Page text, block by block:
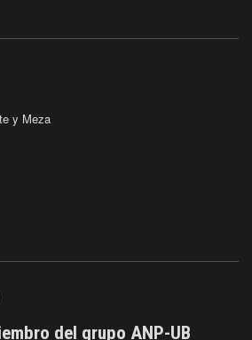
y Meza
del grupo ANP-UB